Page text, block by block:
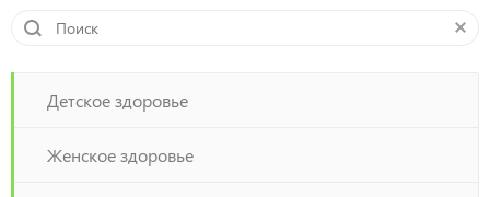
Детское здоровье
Женское здоровье